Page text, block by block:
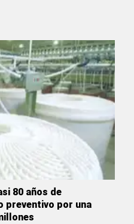
80 años de
preventivo por una